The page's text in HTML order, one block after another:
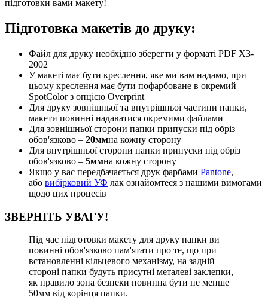
підготовки вами макету!
Підготовка макетів до друку:
Файл для друку необхідно зберегти у форматі PDF X3-
2002
У макеті має бути креслення, яке ми вам надамо, при
цьому креслення має бути пофарбоване в окремий
SpotColor з опцією Overprint
Для друку зовнішньої та внутрішньої частини папки,
макети повинні надаватися окремими файлами
Для зовнішньої сторони папки припуски під обріз
обов'язково – 20ммна кожну сторону
Для внутрішньої сторони папки припуски під обріз
обов'язково – 5ммна кожну сторону
Якщо у вас передбачається друк фарбами Pantone,
або вибірковий УФ лак ознайомтеся з нашими вимогами
щодо цих процесів
ЗВЕРНІТЬ УВАГУ!
Під час підготовки макету для друку папки ви
повинні обов'язково пам'ятати про те, що при
встановленні кільцевого механізму, на задній
стороні папки будуть присутні металеві заклепки,
як правило зона безпеки повинна бути не менше
50мм від корінця папки.